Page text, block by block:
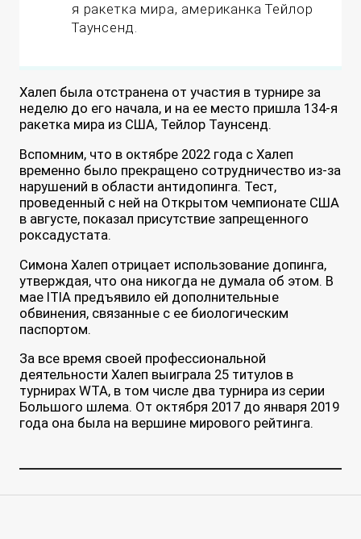
я ракетка мира, американка Тейлор
Таунсенд.
Халеп была отстранена от участия в турнире за
неделю до его начала, и на ее место пришла 134-я
ракетка мира из США, Тейлор Таунсенд.
Вспомним, что в октябре 2022 года с Халеп
временно было прекращено сотрудничество из-за
нарушений в области антидопинга. Тест,
проведенный с ней на Открытом чемпионате США
в августе, показал присутствие запрещенного
роксадустата.
Симона Халеп отрицает использование допинга,
утверждая, что она никогда не думала об этом. В
мае ITIA предъявило ей дополнительные
обвинения, связанные с ее биологическим
паспортом.
За все время своей профессиональной
деятельности Халеп выиграла 25 титулов в
турнирах WTA, в том числе два турнира из серии
Большого шлема. От октября 2017 до января 2019
года она была на вершине мирового рейтинга.